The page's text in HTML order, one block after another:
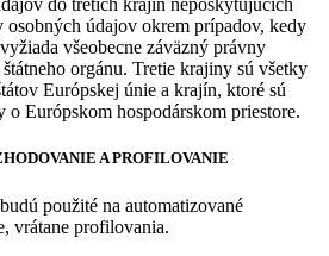
do tretích krajín neposkytujúcich
osobných údajov okrem prípadov, kedy
všeobecne záväzný právny
orgánu. Tretie krajiny sú všetky
Európskej únie a krajín, ktoré sú
Európskom hospodárskom priestore.
A PROFILOVANIE
použité na automatizované
vrátane profilovania.